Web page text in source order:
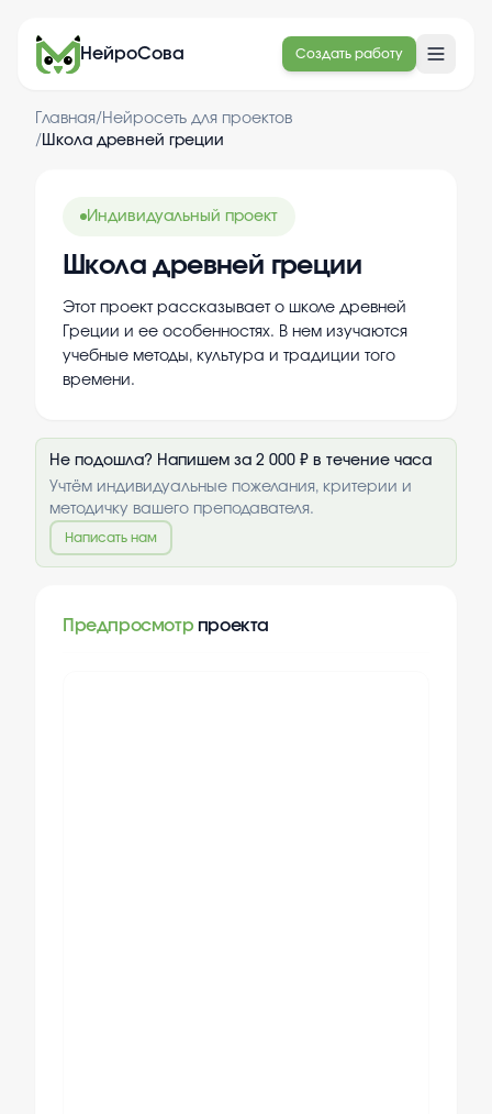
НейроСова Создать работу
Главная/ Нейросеть для проектов
/ Школа древней греции
Индивидуальный проект
Школа древней греции
Этот проект рассказывает о школе древней
Греции и ее особенностях. В нем изучаются
учебные методы, культура и традиции того
времени.
Не подошла? Напишем за 2 000 ₽ в течение часа
Учтём индивидуальные пожелания, критерии и
методичку вашего преподавателя.
Написать нам
Предпросмотр проекта